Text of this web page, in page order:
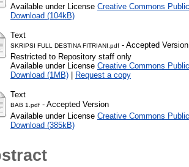
Available under License Creative Commons
Download (104kB)
Text
SKRIPSI FULL DESTINA FITRIANI.pdf - Accepted Version
Restricted to Repository staff only
Available under License Creative Commons
Download (1MB) | Request a copy
Text
BAB 1.pdf - Accepted Version
Available under License Creative Commons
Download (385kB)